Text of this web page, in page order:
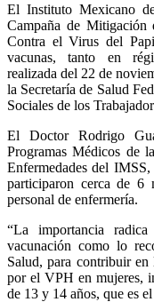
El Instituto Mexicano
Campaña de Mitigación
Contra el Virus del
vacunas, tanto en
realizada del 22 de
la Secretaría de Salud
Sociales de los
El Doctor Rodrigo
Programas Médicos de
Enfermedades del
participaron cerca de 6
personal de enfermería.
“La importancia
vacunación como lo
Salud, para contribuir
por el VPH en mujeres,
de 13 y 14 años, que es